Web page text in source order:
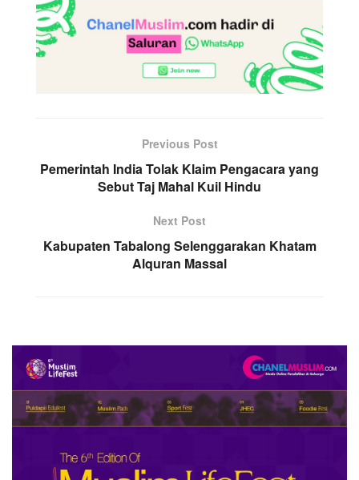
Previous Post
Pemerintah India Tolak Klaim Pengacara yang
Sebut Taj Mahal Kuil Hindu
Next Post
Kabupaten Tabalong Selenggarakan Khatam
Alquran Massal